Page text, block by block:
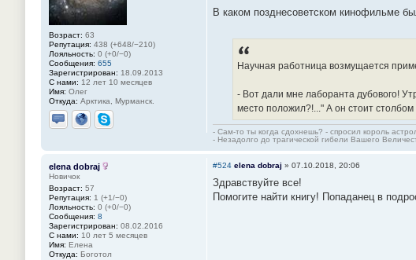
Возраст: 63
Репутация: 438 (+648/−210)
Лояльность: 0 (+0/−0)
Сообщения: 655
Зарегистрирован: 18.09.2013
С нами: 12 лет 10 месяцев
Имя: Олег
Откуда: Арктика, Мурманск.
Отправить личное сообщение
СайтSkype
В каком позднесоветском кинофильме
Научная работница возмущается
- Вот дали мне лаборанта дубового!
место положил?!..." А он стоит столбом
- Сам-то ты когда сдохнешь? - спросил король
- Незадолго до трагической гибели Вашего
elena dobraj
Новичок
Возраст: 57
Репутация: 1 (+1/−0)
Лояльность: 0 (+0/−0)
Сообщения: 8
Зарегистрирован: 08.02.2016
С нами: 10 лет 5 месяцев
Имя: Елена
Откуда: Боготол
#524 elena dobraj » 07.10.2018, 20:06
Здравствуйте все!
Помогите найти книгу! Попаданец в